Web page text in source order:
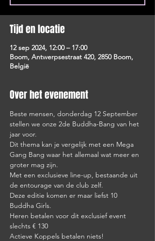
Tijd en locatie
12 sep 2024, 12:00 – 17:00
Boom, Antwerpsestraat 420, 2850 Boom,
België
Over het evenement
Beste mensen, donderdag 12 September
stellen we onze 2de Buddha-Bang van het
jaar voor.
Dit thema kan je vergelijk met een Mega
Gang Bang waar het allemaal wat meer en
groter mag zijn.
Met een exclusieve line-up, bestaande uit
de entourage van de club zelf.
Deze editie komen er maar liefst 10
Buddha Girls.
Heren betalen voor dit exclusief event
slechts € 130
Actieve Koppels betalen niets!